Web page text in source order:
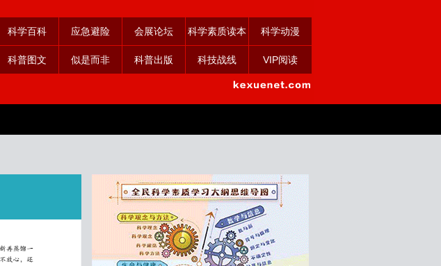
科学百科 应急避险 会展论坛 科学素质读本 科学动漫
科普图文 似是而非 科普出版 科技战线 VIP阅读